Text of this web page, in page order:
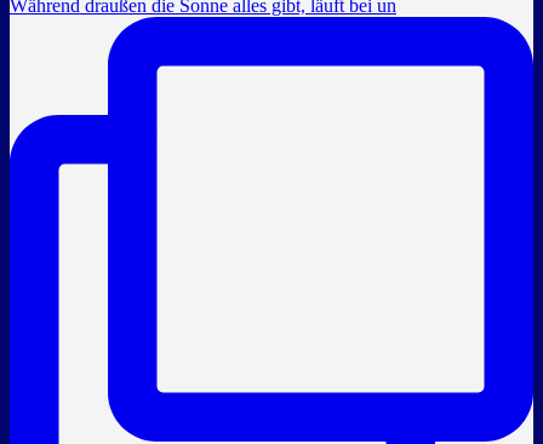
Während draußen die Sonne alles gibt, läuft bei un